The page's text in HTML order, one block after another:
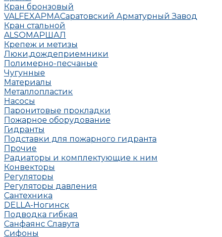
Кран бронзовый
VALFEXАРМАСаратовский Арматурный Завод
Кран стальной
ALSOМАРШАЛ
Крепеж и метизы
Люки,дождеприемники
Полимерно-песчаные
Чугунные
Материалы
Металлопластик
Насосы
Паронитовые прокладки
Пожарное оборудование
Гидранты
Подставки для пожарного гидранта
Прочие
Радиаторы и комплектующие к ним
Конвекторы
Регуляторы
Регуляторы давления
Сантехника
DELLA-Ногинск
Подводка гибкая
Санфаянс Славута
Сифоны